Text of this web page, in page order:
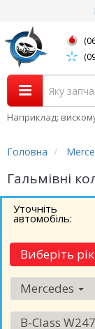
Наприклад:
Головна
Гальмівні
Уточніть
автомобіль:
Виберіть рік
Mercedes
B-Class W247